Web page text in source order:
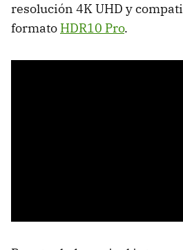
resolución 4K UHD y
formato HDR10 Pro.